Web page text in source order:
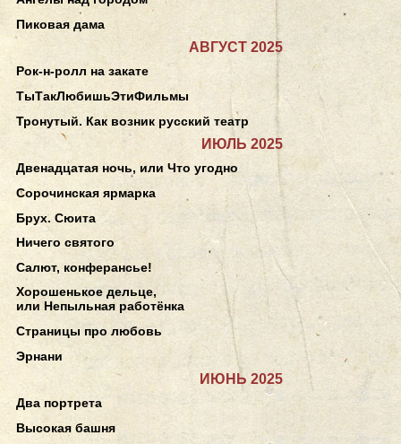
Пиковая дама
АВГУСТ 2025
Рок-н-ролл на закате
ТыТакЛюбишьЭтиФильмы
Тронутый. Как возник русский театр
ИЮЛЬ 2025
Двенадцатая ночь, или Что угодно
Сорочинская ярмарка
Брух. Сюита
Ничего святого
Салют, конферансье!
Хорошенькое дельце,
или Непыльная работёнка
Страницы про любовь
Эрнани
ИЮНЬ 2025
Два портрета
Высокая башня